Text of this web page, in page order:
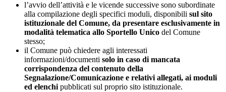
l’avvio dell’attività e le vicende successive sono subordinate
alla compilazione degli specifici moduli, disponibili sul sito
istituzionale del Comune, da presentare esclusivamente in
modalità telematica allo Sportello Unico del Comune
stesso;
il Comune può chiedere agli interessati
informazioni/documenti solo in caso di mancata
corrispondenza del contenuto della
Segnalazione/Comunicazione e relativi allegati, ai moduli
ed elenchipubblicati sul proprio sito istituzionale.